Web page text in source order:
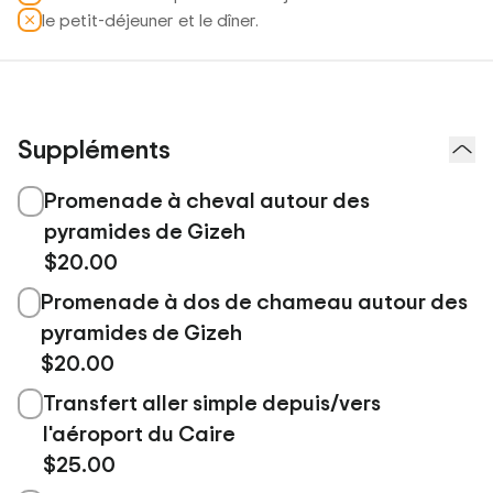
le petit-déjeuner et le dîner.
Suppléments
Promenade à cheval autour des
pyramides de Gizeh
$20.00
Promenade à dos de chameau autour des
pyramides de Gizeh
$20.00
Transfert aller simple depuis/vers
l'aéroport du Caire
$25.00